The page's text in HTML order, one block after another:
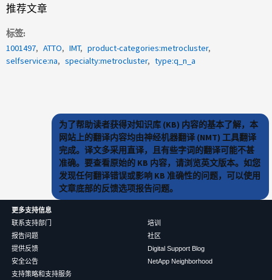
推荐文章
标签
1001497
ATTO IMT
product-categories:metrocluster
selfservice:na
specialty:metrocluster type:q_n_a
为了帮助读者获得对知识库 (KB) 内容的基本了解，本
网站上的翻译内容均由神经机器翻译 (NMT) 工具翻译
完成。译文多采用直译，且有些字词的翻译可能不甚
准确。要查看原始的 KB 内容，请浏览英文版本。如您
发现任何翻译错误或影响 KB 准确性的问题，可以使用
文章底部的反馈选项报告问题。
更多支持信息
联系支持部门
报告问题
提供反馈
安全公告
支持策略和支持服务
培训
社区
Digital Support Blog
NetApp Neighborhood